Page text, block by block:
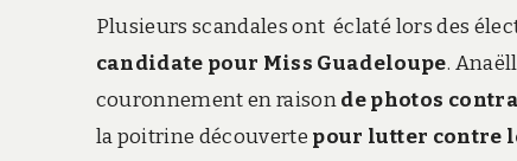
Plusieurs scandales ont éclaté lors des
candidate pour Miss Guadeloupe.
couronnement en raisonde photos
la poitrine découverte pour lutter contre